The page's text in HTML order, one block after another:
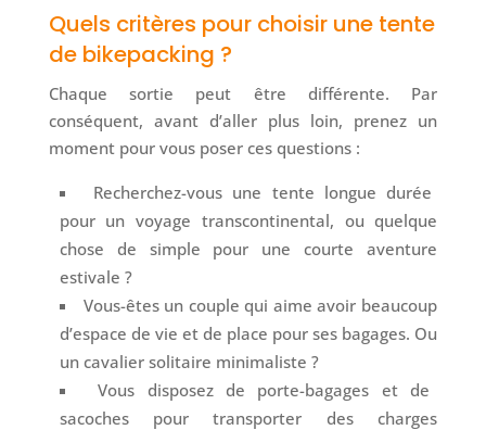
Quels critères pour choisir une tente
de bikepacking ?
Chaque sortie peut être différente. Par
conséquent, avant d’aller plus loin, prenez un
moment pour vous poser ces questions :
Recherchez-vous une tente longue durée
pour un voyage transcontinental, ou quelque
chose de simple pour une courte aventure
estivale ?
Vous-êtes un couple qui aime avoir beaucoup
d’espace de vie et de place pour ses bagages. Ou
un cavalier solitaire minimaliste ?
Vous disposez de porte-bagages et de
sacoches pour transporter des charges